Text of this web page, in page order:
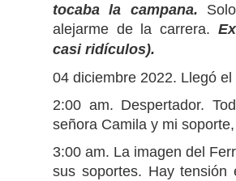
tocaba la campana.
alejarme de la carrera.
casi ridículos).
04 diciembre 2022. Llegó el
2:00 am. Despertador.
señora Camila y mi
3:00 am. La imagen del
sus soportes. Hay tensión